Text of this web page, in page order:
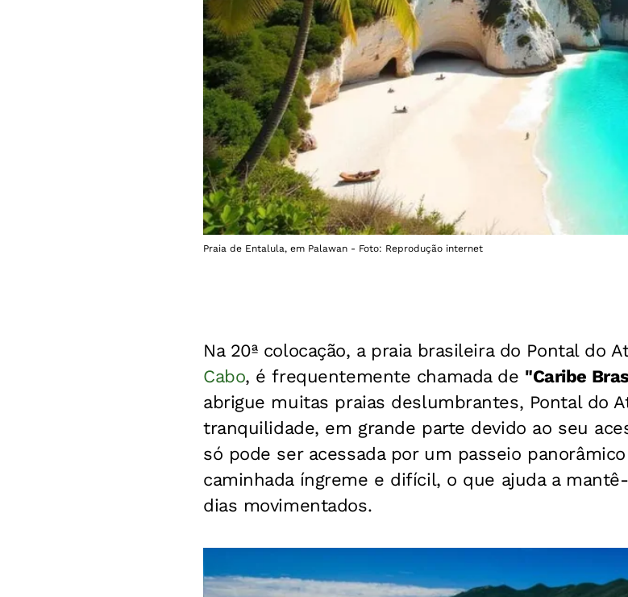
Praia de Entalula, em Palawan - Foto: Reprodução internet
Na 20ª colocação, a praia brasileira do Pontal do
Cabo, é frequentemente chamada de "Caribe
abrigue muitas praias deslumbrantes, Pontal do
tranquilidade, em grande parte devido ao seu
só pode ser acessada por um passeio
caminhada íngreme e difícil, o que ajuda a
dias movimentados.